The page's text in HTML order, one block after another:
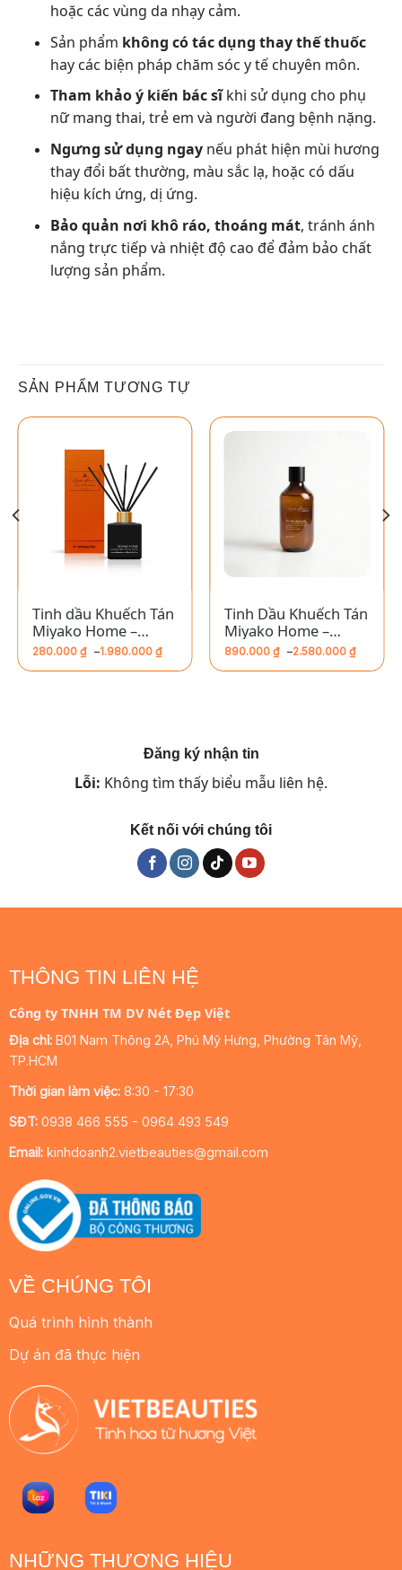
hoặc các vùng da nhạy cảm.
Sản phẩm không có tác dụng thay thế thuốc
hay các biện pháp chăm sóc y tế chuyên môn.
Tham khảo ý kiến bác sĩkhi sử dụng cho phụ
nữ mang thai, trẻ em và người đang bệnh nặng.
Ngưng sử dụng ngaynếu phát hiện mùi hương
thay đổi bất thường, màu sắc lạ, hoặc có dấu
hiệu kích ứng, dị ứng.
Bảo quản nơi khô ráo, thoáng mát, tránh ánh
nắng trực tiếp và nhiệt độ cao để đảm bảo chất
lượng sản phẩm.
SẢN PHẨM TƯƠNG TỰ
Tinh dầu Khuếch Tán
Miyako Home –
Nhân Mã
280.000 ₫ –1.980.000 ₫
giá:
Tinh Dầu Khuếch Tán
Miyako Home –
Baccarat
890.000 ₫ –2.580.000 ₫
giá:
Đăng ký nhận tin
Lỗi: Không tìm thấy biểu mẫu liên hệ.
Kết nối với chúng tôi
VỀ CHÚNG TÔI
Quá trình hình thành
Dự án đã thực hiện
NHỮNG THƯƠNG HIỆU
THÔNG TIN LIÊN HỆ
Công ty TNHH TM DV Nét Đẹp Việt
Địa chỉ: B01 Nam Thông 2A, Phú Mỹ Hưng, Phường Tân Mỹ,
TP.HCM
Thời gian làm việc:8:30 - 17:30
SĐT:0938 466 555 - 0964 493 549
Email:kinhdoanh2.vietbeauties@gmail.com